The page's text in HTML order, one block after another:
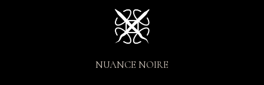
NUANCE NOIRE